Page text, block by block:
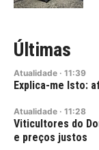
Últimas
Atualidade · 11:39
Explica-me Isto:
Atualidade · 11:28
Viticultores do
e preços justos